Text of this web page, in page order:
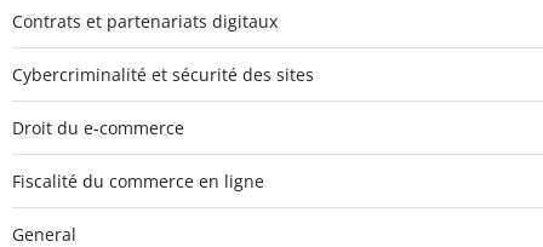
Contrats et partenariats digitaux
Cybercriminalité et sécurité des sites
Droit du e-commerce
Fiscalité du commerce en ligne
General